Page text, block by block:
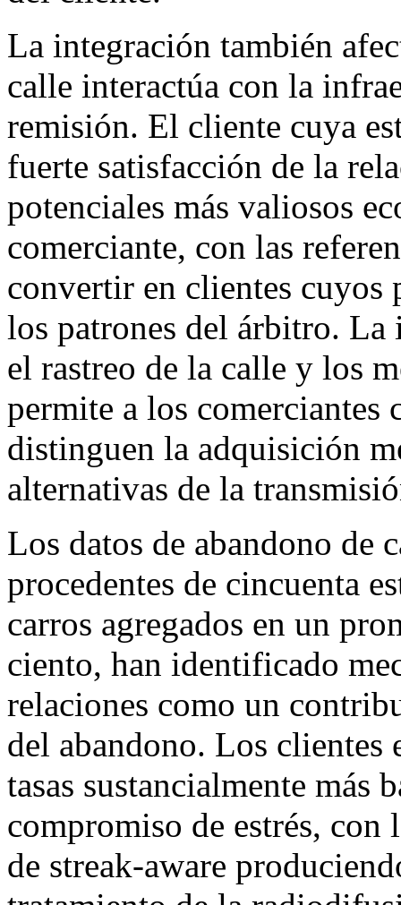
La integración también
calle interactúa con la
remisión. El cliente cuya
fuerte satisfacción de la
potenciales más valiosos
comerciante, con las
convertir en clientes cuyos
los patrones del árbitro.
el rastreo de la calle y los
permite a los comerciantes
distinguen la adquisición
alternativas de la
Los datos de abandono de
procedentes de cincuenta
carros agregados en un
ciento, han identificado
relaciones como un
del abandono. Los clientes
tasas sustancialmente más
compromiso de estrés, con
de streak-aware